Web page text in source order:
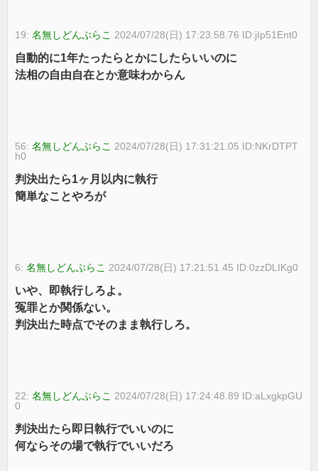
19:名無しどんぶらこ 2024/07/28(日) 17:23:58.76 ID:jIp51Ent0
自動的に1年たったらとかにしたらいいのに
法相の自由自在とか意味わからん
56:名無しどんぶらこ 2024/07/28(日) 17:31:21.05 ID:NKrDTPT
h0
判決出たら1ヶ月以内に執行
簡単なことやろが
6:名無しどんぶらこ 2024/07/28(日) 17:21:51.45 ID:0zzDLIKg0
いや、即執行しろよ。
冤罪とか関係ない。
判決出た時点でそのまま執行しろ。
22:名無しどんぶらこ 2024/07/28(日) 17:24:48.89 ID:aLxgkpGU
0
判決出たら即日執行でいいのに
何ならその場で執行でいいだろ